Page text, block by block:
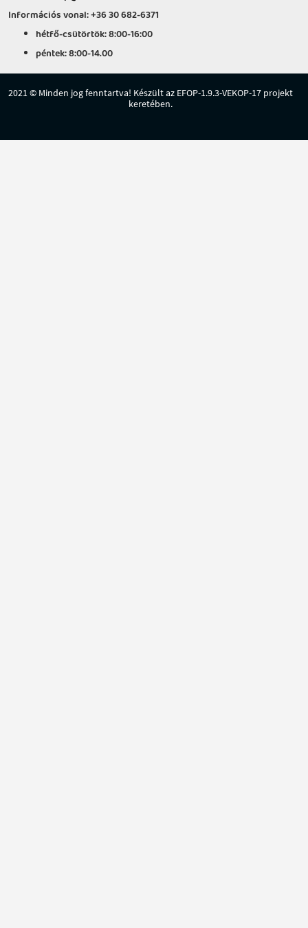
Információs vonal: +36 30 682-6371
hétfő-csütörtök: 8:00-16:00
péntek: 8:00-14.00
2021 © Minden jog fenntartva! Készült az EFOP-1.9.3-VEKOP-17 projekt
keretében.